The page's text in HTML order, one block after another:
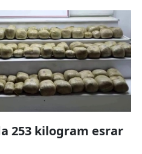
253 kilogram esrar